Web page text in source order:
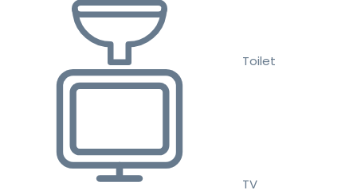
Toilet
TV